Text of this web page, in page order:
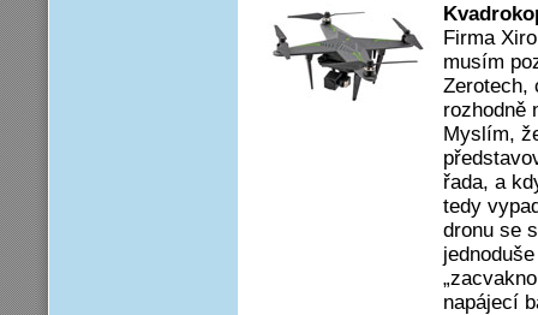
Firma
musím
Zerotech,
rozhodně
Myslím,
řada, a
tedy
dronu se
napájecí